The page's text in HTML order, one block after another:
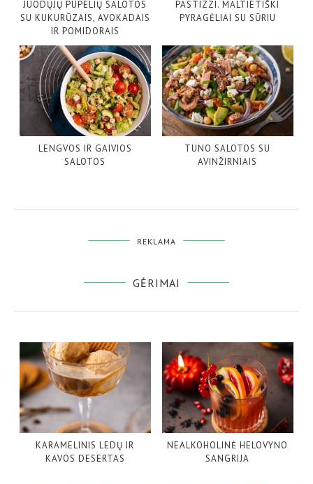
JUODŲJŲ PUPELIŲ SALOTOS
SU KUKURŪZAIS, AVOKADAIS
IR POMIDORAIS
PASTIZZI. MALTIETIŠKI
PYRAGĖLIAI SU SŪRIU
LENGVOS IR GAIVIOS
SALOTOS
TUNO SALOTOS SU
AVINŽIRNIAIS
REKLAMA
GĖRIMAI
KARAMELINIS LEDŲ IR
KAVOS DESERTAS
NEALKOHOLINĖ HELOVYNO
SANGRIJA